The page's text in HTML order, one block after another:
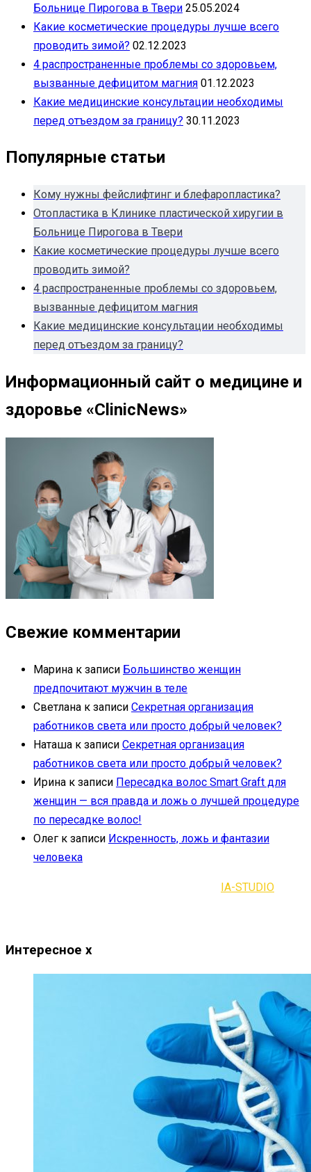
Больнице Пирогова в Твери 25.05.2024
Какие косметические процедуры лучше всего
проводить зимой? 02.12.2023
4 распространенные проблемы со здоровьем,
вызванные дефицитом магния 01.12.2023
Какие медицинские консультации необходимы
перед отъездом за границу? 30.11.2023
Популярные статьи
Кому нужны фейслифтинг и блефаропластика?
Отопластика в Клинике пластической хиругии в
Больнице Пирогова в Твери
Какие косметические процедуры лучше всего
проводить зимой?
4 распространенные проблемы со здоровьем,
вызванные дефицитом магния
Какие медицинские консультации необходимы
перед отъездом за границу?
Информационный сайт о медицине и
здоровье «ClinicNews»
Свежие комментарии
Марина к записи Большинство женщин
предпочитают мужчин в теле
Светлана к записи Секретная организация
работников света или просто добрый человек?
Наташа к записи Секретная организация
работников света или просто добрый человек?
Ирина к записи Пересадка волос Smart Graft для
женщин — вся правда и ложь о лучшей процедуре
по пересадке волос!
Олег к записи Искренность, ложь и фантазии
человека
IA-STUDIO
Интересное x